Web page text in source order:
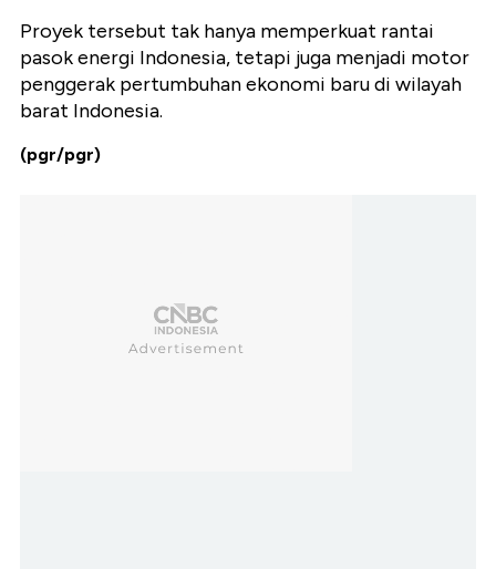
Proyek tersebut tak hanya memperkuat rantai
pasok energi Indonesia, tetapi juga menjadi motor
penggerak pertumbuhan ekonomi baru di wilayah
barat Indonesia.
(pgr/pgr)